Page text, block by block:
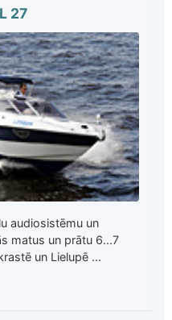
27
audiosistēmu un
matus un prātu 6...7
un Lielupē ...